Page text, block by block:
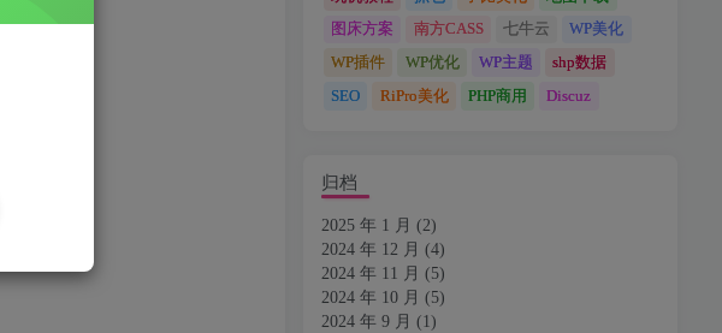
图床方案
南方CASS 七牛云
WP美化
WP插件
WP优化 WP主题
shp数据
SEO
RiPro美化 PHP商用 Discuz
归档
2025 年 1 月 (2)
2024 年 12 月 (4)
2024 年 11 月 (5)
2024 年 10 月 (5)
2024 年 9 月 (1)